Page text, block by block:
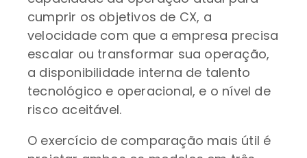
cumprir os objetivos de CX, a
velocidade com que a empresa precisa
escalar ou transformar sua operação,
a disponibilidade interna de talento
tecnológico e operacional, e o nível de
risco aceitável.
O exercício de comparação mais útil é